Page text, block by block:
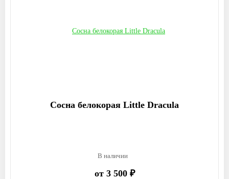
Сосна белокорая Little Dracula
В наличии
от 3 500 ₽